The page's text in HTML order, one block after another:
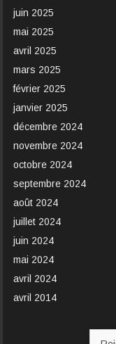
juin 2025
mai 2025
avril 2025
mars 2025
février 2025
janvier 2025
décembre 2024
novembre 2024
octobre 2024
septembre 2024
août 2024
juillet 2024
juin 2024
mai 2024
avril 2024
avril 2014